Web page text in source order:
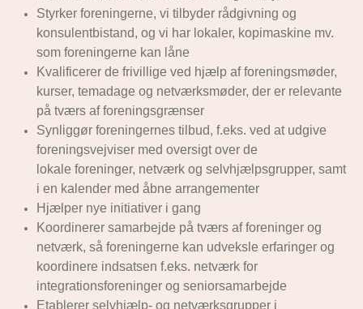
Styrker foreningerne, vi tilbyder rådgivning og
konsulentbistand, og vi har lokaler, kopimaskine mv.
som foreningerne kan låne
Kvalificerer de frivillige ved hjælp af foreningsmøder,
kurser, temadage og netværksmøder, der er relevante
på tværs af foreningsgrænser
Synliggør foreningernes tilbud, f.eks. ved at udgive
foreningsvejviser med oversigt over de
lokale foreninger, netværk og selvhjælpsgrupper, samt
i en kalender med åbne arrangementer
Hjælper nye initiativer i gang
Koordinerer samarbejde på tværs af foreninger og
netværk, så foreningerne kan udveksle erfaringer og
koordinere indsatsen f.eks. netværk for
integrationsforeninger og seniorsamarbejde
Etablerer selvhjælp- og netværksgrupper i